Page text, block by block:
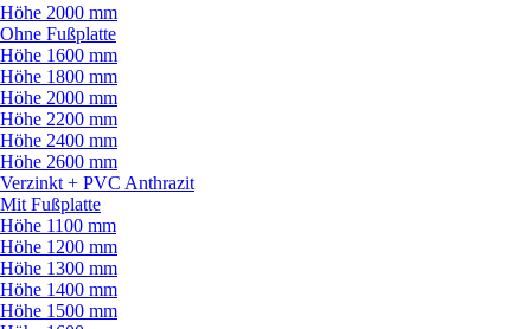
Höhe 2000 mm
Ohne Fußplatte
Höhe 1600 mm
Höhe 1800 mm
Höhe 2000 mm
Höhe 2200 mm
Höhe 2400 mm
Höhe 2600 mm
Verzinkt + PVC Anthrazit
Mit Fußplatte
Höhe 1100 mm
Höhe 1200 mm
Höhe 1300 mm
Höhe 1400 mm
Höhe 1500 mm